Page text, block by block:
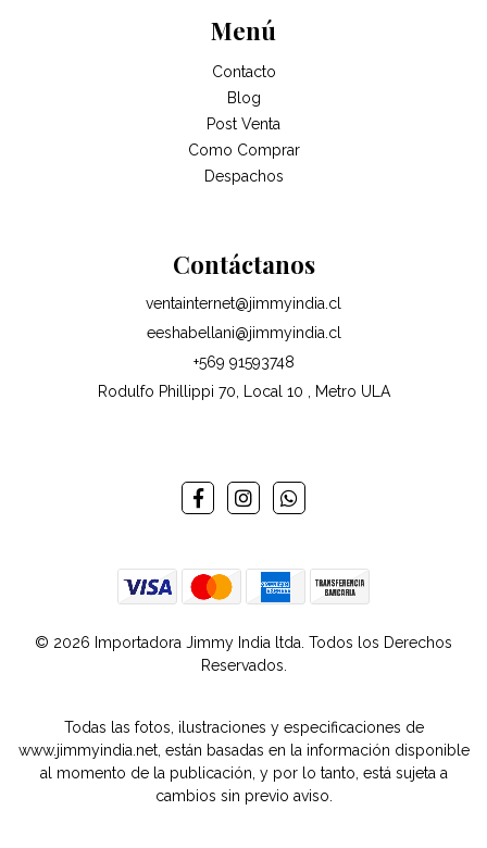
Menú
Contacto
Blog
Post Venta
Como Comprar
Despachos
Contáctanos
ventainternet@jimmyindia.cl
eeshabellani@jimmyindia.cl
+569 91593748
Rodulfo Phillippi 70, Local 10 , Metro ULA
© 2026 Importadora Jimmy India ltda. Todos los Derechos
Reservados.
Todas las fotos, ilustraciones y especificaciones de
www.jimmyindia.net, están basadas en la información disponible
al momento de la publicación, y por lo tanto, está sujeta a
cambios sin previo aviso.